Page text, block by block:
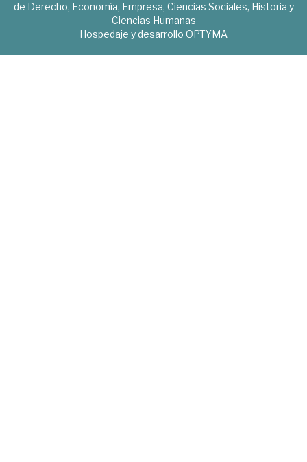
de Derecho, Economía, Empresa, Ciencias Sociales, Historia y
Ciencias Humanas
Hospedaje y desarrollo OPTYMA